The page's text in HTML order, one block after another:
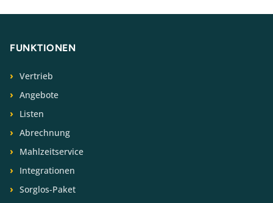
FUNKTIONEN
Vertrieb
Angebote
Listen
Abrechnung
Mahlzeitservice
Integrationen
Sorglos-Paket